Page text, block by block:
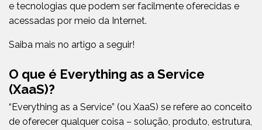
e tecnologias que podem ser facilmente oferecidas e
acessadas por meio da Internet.
Saiba mais no artigo a seguir!
O que é Everything as a Service
(XaaS)?
“Everything as a Service” (ou XaaS) se refere ao conceito
de oferecer qualquer coisa – solução, produto, estrutura,